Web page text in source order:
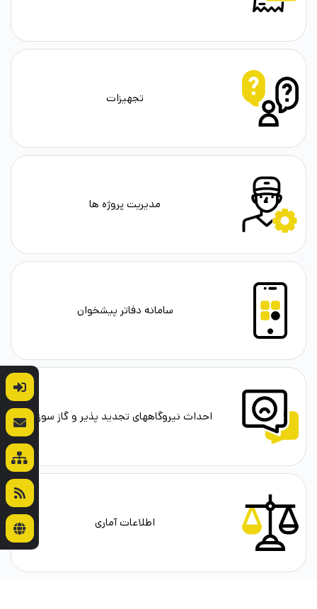
تجهیزات
مدیریت پروژه ها
سامانه دفاتر پیشخوان
احداث نیروگاههای تجدید پذیر و گاز سوز
اطلاعات آماری